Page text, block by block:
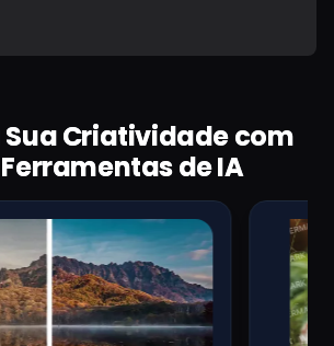
Sua Criatividade com
de IA